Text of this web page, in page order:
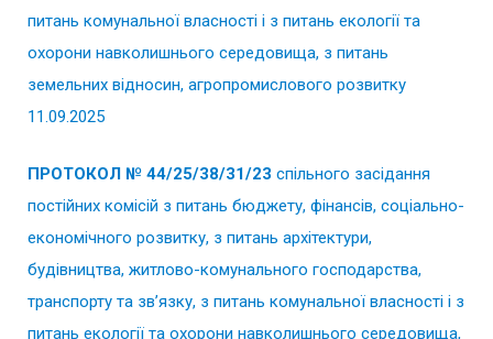
питань комунальної власності і з питань екології та
охорони навколишнього середовища, з питань
земельних відносин, агропромислового розвитку
11.09.2025
ПРОТОКОЛ № 44/25/38/31/23 спільного засідання
постійних комісій з питань бюджету, фінансів, соціально-
економічного розвитку, з питань архітектури,
будівництва, житлово-комунального господарства,
транспорту та зв’язку, з питань комунальної власності і з
питань екології та охорони навколишнього середовища,